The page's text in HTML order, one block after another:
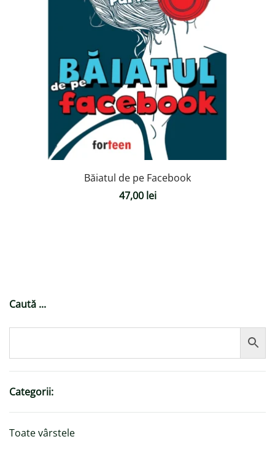
Băiatul de pe Facebook
47,00 lei
Caută ...
Categorii:
Toate vârstele